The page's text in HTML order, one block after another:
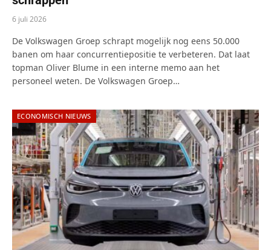
6 juli 2026
De Volkswagen Groep schrapt mogelijk nog eens 50.000
banen om haar concurrentiepositie te verbeteren. Dat laat
topman Oliver Blume in een interne memo aan het
personeel weten. De Volkswagen Groep…
ECONOMISCH NIEUWS